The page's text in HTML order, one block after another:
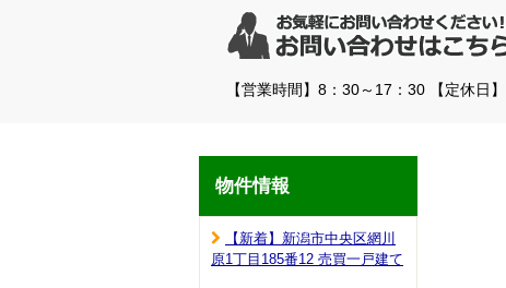
【営業時間】8：30～17：30 【定休日
物件情報
【新着】新潟市中央区網川
原1丁目185番12 売買一戸建て